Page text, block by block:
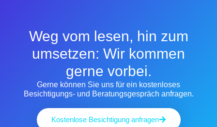
Weg vom lesen, hin zum
umsetzen: Wir kommen
gerne vorbei.
Gerne können Sie uns für ein kostenloses
Besichtigungs- und Beratungsgespräch anfragen.
Kostenlose Besichtigung anfragen